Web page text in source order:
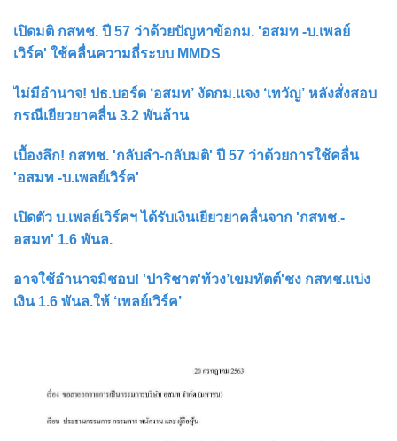
เปิดมติ กสทช. ปี 57 ว่าด้วยปัญหาข้อกม. 'อสมท -บ.เพลย์
เวิร์ค' ใช้คลื่นความถี่ระบบ MMDS
ไม่มีอำนาจ! ปธ.บอร์ด ‘อสมท’ งัดกม.แจง ‘เทวัญ’ หลังสั่งสอบ
กรณีเยียวยาคลื่น 3.2 พันล้าน
เบื้องลึก! กสทช. 'กลับลำ-กลับมติ' ปี 57 ว่าด้วยการใช้คลื่น
'อสมท -บ.เพลย์เวิร์ค'
เปิดตัว บ.เพลย์เวิร์คฯ ได้รับเงินเยียวยาคลื่นจาก 'กสทช.-
อสมท' 1.6 พันล.
อาจใช้อำนาจมิชอบ! 'ปาริชาต'ท้วง’เขมทัตต์'ชง กสทช.แบ่ง
เงิน 1.6 พันล.ให้ ‘เพลย์เวิร์ค’